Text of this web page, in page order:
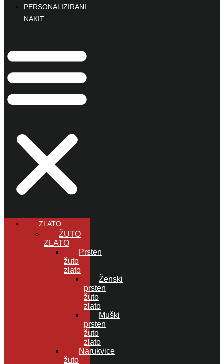
PERSONALIZIRANI
NAKIT
ZLATO
ŽUTO
ZLATO
Prsten
žuto
zlato
Ženski
prsten
žuto
zlato
Muški
prsten
žuto
zlato
Narukvice
žuto